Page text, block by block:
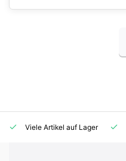
Viele Artikel auf Lager